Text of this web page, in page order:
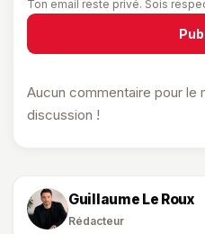
Ton email reste privé. Sois
Aucun commentaire pour le
discussion !
Guillaume Le Roux
Rédacteur